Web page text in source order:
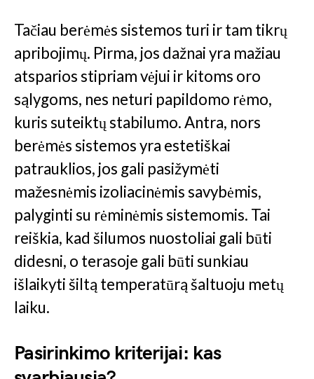
Tačiau berėmės sistemos turi ir tam tikrų
apribojimų. Pirma, jos dažnai yra mažiau
atsparios stipriam vėjui ir kitoms oro
sąlygoms, nes neturi papildomo rėmo,
kuris suteiktų stabilumo. Antra, nors
berėmės sistemos yra estetiškai
patrauklios, jos gali pasižymėti
mažesnėmis izoliacinėmis savybėmis,
palyginti su rėminėmis sistemomis. Tai
reiškia, kad šilumos nuostoliai gali būti
didesni, o terasoje gali būti sunkiau
išlaikyti šiltą temperatūrą šaltuoju metų
laiku.
Pasirinkimo kriterijai: kas